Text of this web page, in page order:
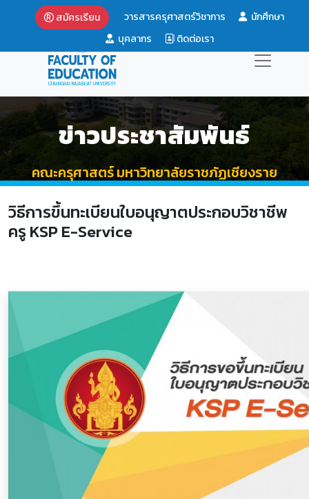
สมัครเรียน วารสารครุศาสตร์วิชาการ
นักศึกษา
บุคลากร
ติดต่อเรา
ข่าวประชาสัมพันธ์
คณะครุศาสตร์ มหาวิทยาลัยราชภัฏเชียงราย
วิธีการขึ้นทะเบียนใบอนุญาตประกอบวิชาชีพ
ครู KSP E-Service